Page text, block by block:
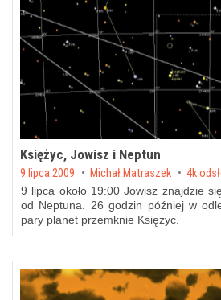
Księżyc, Jowisz i Neptun
Posted on
9 lipca 2009 by Michał Matraszek 4k
9 lipca około 19:00 Jowisz znajdzie
od Neptuna. 26 godzin później w
pary planet przemknie Księżyc.